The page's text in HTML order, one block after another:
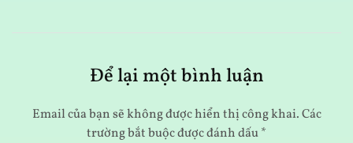
Để lại một bình luận
Email của bạn sẽ không được hiển thị công khai.Các
trường bắt buộc được đánh dấu*